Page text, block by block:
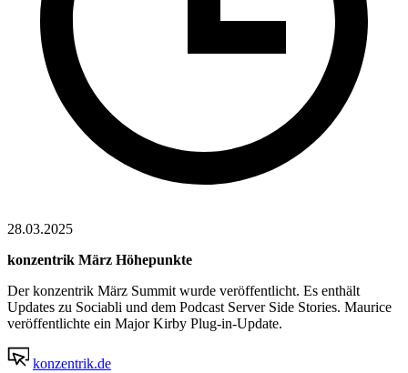
28.03.2025
konzentrik März Höhepunkte
Der konzentrik März Summit wurde veröffentlicht. Es enthält
Updates zu Sociabli und dem Podcast Server Side Stories. Maurice
veröffentlichte ein Major Kirby Plug-in-Update.
konzentrik.de